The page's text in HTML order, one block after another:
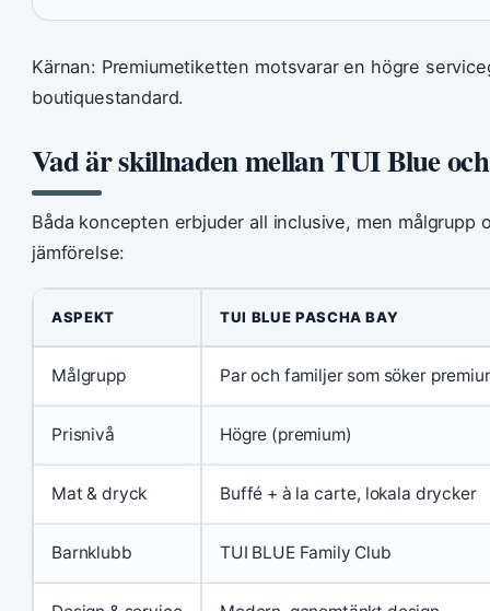
Kärnan: Premiumetiketten motsvarar en högre
boutiquestandard.
Vad är skillnaden mellan TUI Blue
Båda koncepten erbjuder all inclusive, men målgrupp
jämförelse:
ASPEKT TUI BLUE PASCHA BAY
Målgrupp Par och familjer som söker
Prisnivå Högre (premium)
Mat & dryck Buffé + à la carte, lokala drycker
Barnklubb TUI BLUE Family Club